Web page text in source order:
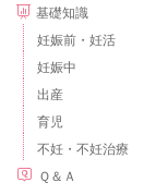
基礎知識
妊娠前・妊活
妊娠中
出産
育児
不妊・不妊治療
Ｑ＆Ａ